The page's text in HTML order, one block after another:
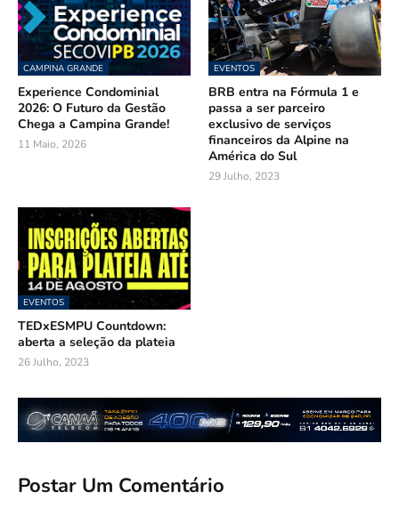
CAMPINA GRANDE
Experience Condominial
2026: O Futuro da Gestão
Chega a Campina Grande!
11 Maio, 2026
EVENTOS
BRB entra na Fórmula 1 e
passa a ser parceiro
exclusivo de serviços
financeiros da Alpine na
América do Sul
29 Julho, 2023
EVENTOS
TEDxESMPU Countdown:
aberta a seleção da plateia
26 Julho, 2023
Postar Um Comentário